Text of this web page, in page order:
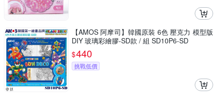
【AMOS 阿摩司】韓國原裝 6色 壓克力 模型版
DIY 玻璃彩繪膠-SD款 / 組 SD10P6-SD
$440
挑戰低價